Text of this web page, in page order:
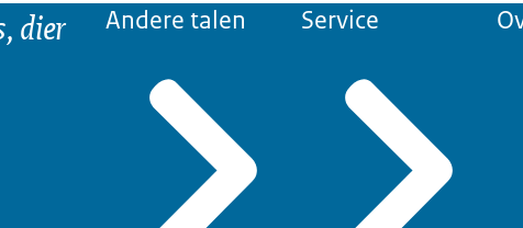
dier
Andere talen Service